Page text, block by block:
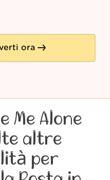
ora
Me Alone
altre
per